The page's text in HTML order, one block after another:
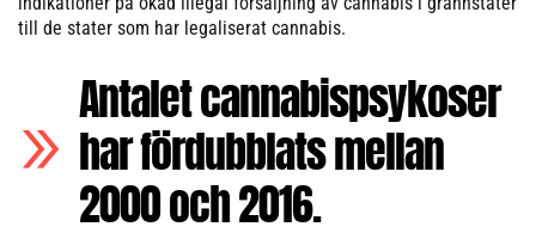
till de stater som har legaliserat cannabis.
Antalet cannabispsykoser
har fördubblats mellan
2000 och 2016.